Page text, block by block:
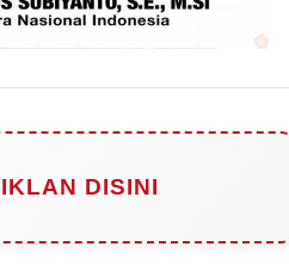
DISINI